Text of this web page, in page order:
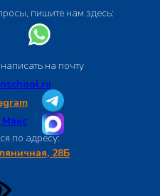
пишите нам здесь:
по адресу:
28Б
на почту
Макс